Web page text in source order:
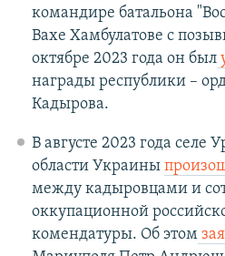
командире батальона
Вахе Хамбулатове с
октябре 2023 года он был
награды республики –
Кадырова.
В августе 2023 года селе
области Украины
между кадыровцами и
оккупационной
комендатуры. Об этом